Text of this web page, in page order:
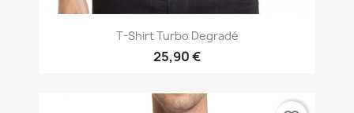
T-Shirt Turbo Degradé
25,90 €